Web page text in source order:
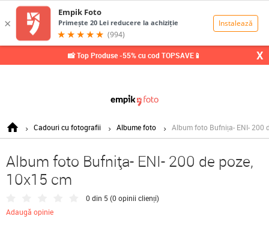
📸 Top Produse -55% cu cod TOPSAVE📱 X
Cadouri cu fotografii Albume foto Album foto Bufnița- ENI- 200
Album foto Bufnița- ENI- 200 de poze,
10x15 cm
0 din 5 (0 opinii clienți)
Adaugă opinie